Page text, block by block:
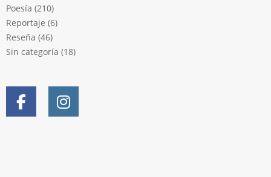
Poesía (210)
Reportaje (6)
Reseña (46)
Sin categoría (18)